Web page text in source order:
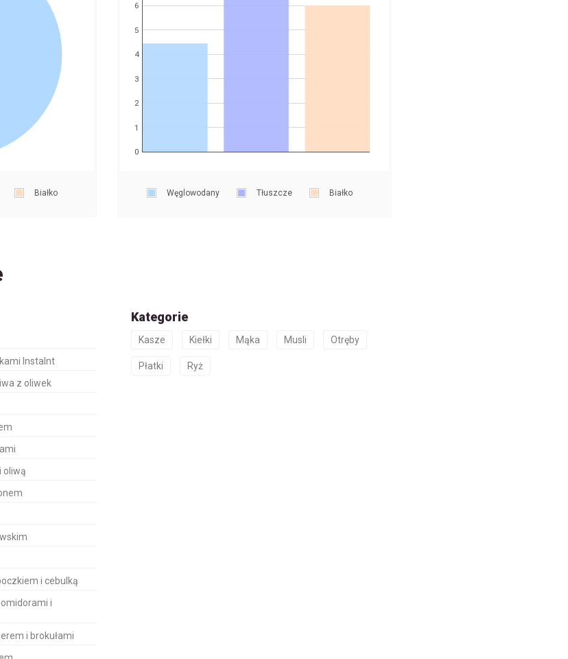
Białko
0
1
2
3
4
5
6
Węglowodany Tłuszcze Białko
Instalnt
z oliwek
oliwą
i cebulką
i
i brokułami
Kategorie
Kasze Kiełki Mąka Musli Otręby
Płatki Ryż